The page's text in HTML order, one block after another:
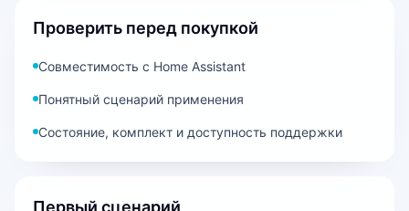
Проверить перед покупкой
Совместимость с Home Assistant
Понятный сценарий применения
Состояние, комплект и доступность поддержки
Первый сценарий